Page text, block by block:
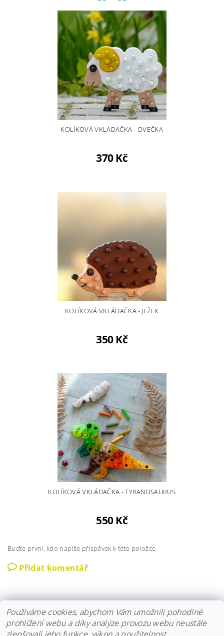
KOLÍKOVÁ VKLÁDAČKA - OVEČKA
370 Kč
KOLÍKOVÁ VKLÁDAČKA - JEŽEK
350 Kč
KOLÍKOVÁ VKLÁDAČKA - TYRANOSAURUS
550 Kč
Buďte první, kdo napíše příspěvek k této položce.
Přidat komentář
Používáme cookies, abychom Vám umožnili pohodlné
prohlížení webu a díky analýze provozu webu neustále